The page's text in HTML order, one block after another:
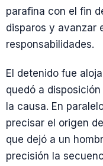
parafina con el fin
disparos y avanzar
responsabilidades.
El detenido fue
quedó a
la causa. En
precisar el origen
que dejó a un
precisión la